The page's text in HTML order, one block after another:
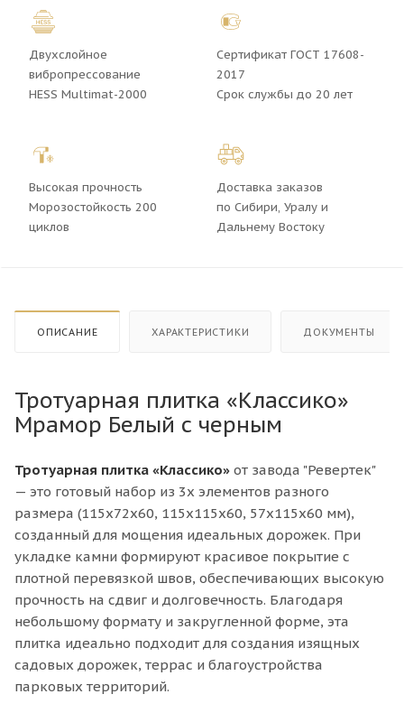
Двухслойное
вибропрессование
HESS Multimat-2000
Сертификат ГОСТ 17608-
2017
Срок службы до 20 лет
Высокая прочность
Морозостойкость 200
циклов
Доставка заказов
по Сибири, Уралу и
Дальнему Востоку
ОПИСАНИЕ ХАРАКТЕРИСТИКИ ДОКУМЕНТЫ
Тротуарная плитка «Классико»
Мрамор Белый с черным
Тротуарная плитка «Классико» от завода "Ревертек"
— это готовый набор из 3х элементов разного
размера (115х72х60, 115х115х60, 57х115х60 мм),
созданный для мощения идеальных дорожек. При
укладке камни формируют красивое покрытие с
плотной перевязкой швов, обеспечивающих высокую
прочность на сдвиг и долговечность. Благодаря
небольшому формату и закругленной форме, эта
плитка идеально подходит для создания изящных
садовых дорожек, террас и благоустройства
парковых территорий.